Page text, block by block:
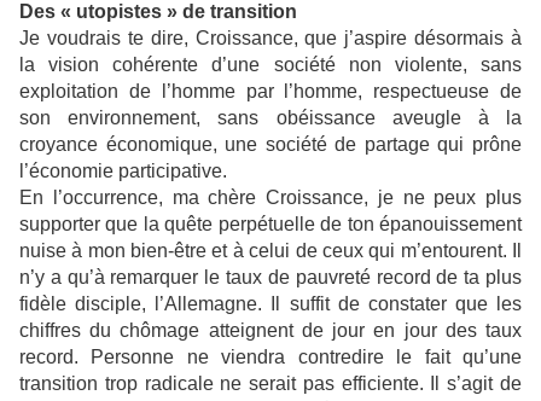
Des « utopistes » de transition
Je voudrais te dire, Croissance, que j’aspire désormais à
la vision cohérente d’une société non violente, sans
exploitation de l’homme par l’homme, respectueuse de
son environnement, sans obéissance aveugle à la
croyance économique, une société de partage qui prône
l’économie participative.
En l’occurrence, ma chère Croissance, je ne peux plus
supporter que la quête perpétuelle de ton épanouissement
nuise à mon bien-être et à celui de ceux qui m’entourent. Il
n’y a qu’à remarquer le taux de pauvreté record de ta plus
fidèle disciple, l’Allemagne. Il suffit de constater que les
chiffres du chômage atteignent de jour en jour des taux
record. Personne ne viendra contredire le fait qu’une
transition trop radicale ne serait pas efficiente. Il s’agit de